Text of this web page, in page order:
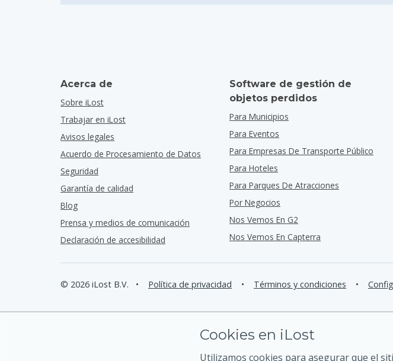
Acerca de
Sobre iLost
Trabajar en iLost
Avisos legales
Acuerdo de Procesamiento de Datos
Seguridad
Garantía de calidad
Blog
Prensa y medios de comunicación
Declaración de accesibilidad
Software de gestión de
objetos perdidos
Para Municipios
Para Eventos
Para Empresas De Transporte Público
Para Hoteles
Para Parques De Atracciones
Por Negocios
Nos Vemos En G2
Nos Vemos En Capterra
© 2026 iLost B.V. • Política de privacidad • Términos y condiciones •
Cookies en iLost
Utilizamos cookies para asegurar que el